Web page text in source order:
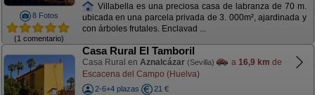
8 Fotos
(1 comentario)
Villabella es una preciosa casa de labranza de 70 m.
ubicada en una parcela privada de 3. 000m², ajardinada y
con árboles frutales. Enclavad ...
Casa Rural El Tamboril
Casa Rural en Aznalcázar (Sevilla) a 16,9 km de
Escacena del Campo (Huelva)
2-6+4 plazas
21 €